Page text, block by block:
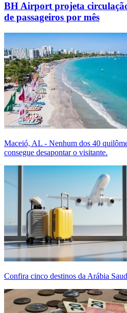
BH Airport projeta
de passageiros por mês
Maceió, AL - Nenhum dos 40
consegue desapontar o visitante.
Confira cinco destinos da Arábia